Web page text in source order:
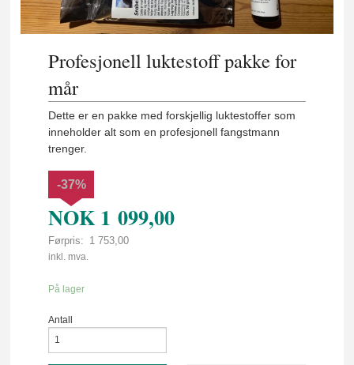
Profesjonell luktestoff pakke for
mår
Dette er en pakke med forskjellig luktestoffer som
inneholder alt som en profesjonell fangstmann
trenger.
NOK 1 099,00
Førpris: 1 753,00
Rabatt
-37%
inkl. mva.
På lager
Antall